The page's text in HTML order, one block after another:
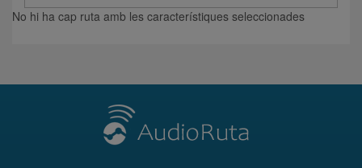
No hi ha cap ruta amb les característiques seleccionades